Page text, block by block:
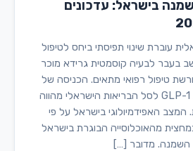
בישראל: עדכונים
עוברת שינוי תפיסתי ביחס לטיפול
בעבר לבעיה קוסמטית גרידא מוכר
טיפול רפואי מתאים. הכניסה של
תרופות חדשות מקבוצת GLP-1 לסל הבריאות הישראלי מהווה
האפידמיולוגי בישראל על פי
מהאוכלוסייה הבוגרת בישראל
השמנה. מדובר […]